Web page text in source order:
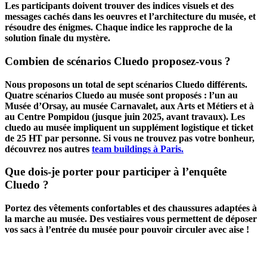
Les participants doivent trouver des indices visuels et des
messages cachés dans les oeuvres et l’architecture du musée, et
résoudre des énigmes. Chaque indice les rapproche de la
solution finale du mystère.
Combien de scénarios Cluedo proposez-vous ?
Nous proposons un total de sept scénarios Cluedo différents.
Quatre scénarios Cluedo au musée sont proposés : l’un au
Musée d’Orsay, au musée Carnavalet, aux Arts et Métiers et à
au Centre Pompidou (jusque juin 2025, avant travaux). Les
cluedo au musée impliquent un supplément logistique et ticket
de 25 HT par personne. Si vous ne trouvez pas votre bonheur,
découvrez nos autres team buildings à Paris.
Que dois-je porter pour participer à l’enquête
Cluedo ?
Portez des vêtements confortables et des chaussures adaptées à
la marche au musée. Des vestiaires vous permettent de déposer
vos sacs à l’entrée du musée pour pouvoir circuler avec aise !